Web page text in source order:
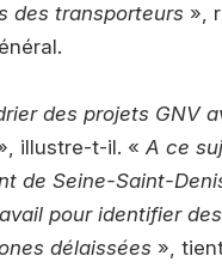
des transporteurs »,
des projets GNV
illustre-t-il. «A ce
de Seine-Saint-
pour identifier
délaissées »,